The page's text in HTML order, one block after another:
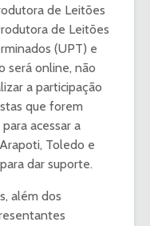
de Leitões
de Leitões
(UPT) e
será online, não
a participação
que forem
acessar a
Toledo e
dar suporte.
além dos